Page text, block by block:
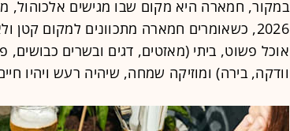
במקור, חמארה היא מקום שבו מגישים אלכוהול,
2026, כשאומרים חמארה מתכוונים למקום
אוכל פשוט, ביתי (מאזטים, דגים ובשרים
וודקה, בירה) ומוזיקה שמחה, שיהיה רעש ויהיו